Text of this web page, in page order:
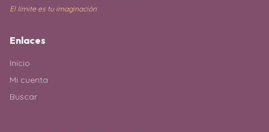
El límite es tu imaginación
Enlaces
Inicio
Mi cuenta
Buscar